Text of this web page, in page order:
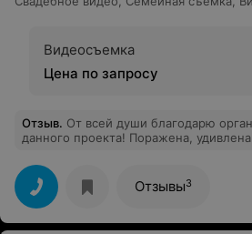
Видеосъемка
Цена по запросу
Отзыв. От всей души благодарю
данного проекта! Поражена,
сделать мне сюрприз в виде
секретом было, куда я приехала и что
будет происходить:) Насторожившись поначалу, через
пару минут я была полностью
Готового видео ждала с
Отзывы3